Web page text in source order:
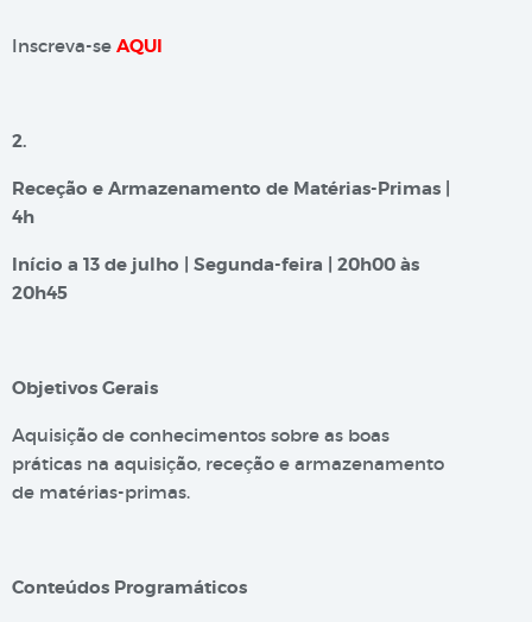
Inscreva-se AQUI
2.
Receção e Armazenamento de Matérias-Primas |
4h
Início a 13 de julho | Segunda-feira | 20h00 às
20h45
Objetivos Gerais
Aquisição de conhecimentos sobre as boas
práticas na aquisição, receção e armazenamento
de matérias-primas.
Conteúdos Programáticos